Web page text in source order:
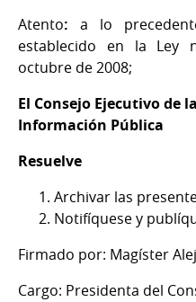
Atento: a lo
establecido en la Ley
octubre de 2008;
El Consejo Ejecutivo de
Información Pública
Resuelve
Archivar las
Notifíquese y
Firmado por: Magíster
Cargo: Presidenta del